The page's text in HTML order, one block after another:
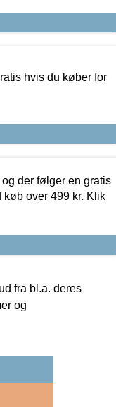
hvis du køber for
der følger en gratis
køb over 499 kr. Klik
fra bl.a. deres
og